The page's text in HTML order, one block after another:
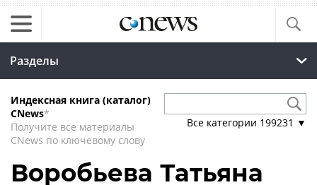
Разделы
Индексная книга (каталог)
CNews*
Получите все материалы
CNews по ключевому слову
Все категории 199231 ▼
Воробьева Татьяна